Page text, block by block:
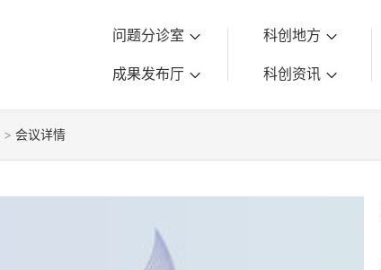
问题分诊室
成果发布厅
科创地方
科创资讯
> 会议详情